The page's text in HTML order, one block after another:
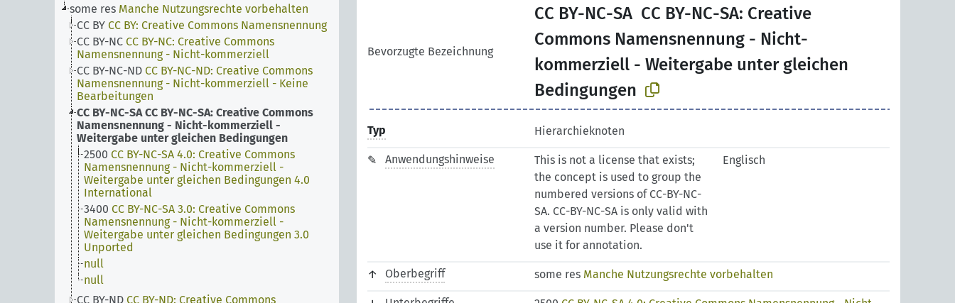
some res Manche Nutzungsrechte vorbehalten
CC BY CC BY: Creative Commons Namensnennung
CC BY-NC CC BY-NC: Creative Commons
Namensnennung - Nicht-kommerziell
CC BY-NC-ND CC BY-NC-ND: Creative Commons
Namensnennung - Nicht-kommerziell - Keine
Bearbeitungen
CC BY-NC-SA CC BY-NC-SA: Creative Commons
Namensnennung - Nicht-kommerziell -
Weitergabe unter gleichen Bedingungen
2500 CC BY-NC-SA 4.0: Creative Commons
Namensnennung - Nicht-kommerziell -
Weitergabe unter gleichen Bedingungen 4.0
International
3400 CC BY-NC-SA 3.0: Creative Commons
Namensnennung - Nicht-kommerziell -
Weitergabe unter gleichen Bedingungen 3.0
Unported
null
null
CC BY-ND CC BY-ND: Creative Commons
Bevorzugte Bezeichnung
CC BY-NC-SA CC BY-NC-SA: Creative
Commons Namensnennung - Nicht-
kommerziell - Weitergabe unter gleichen
Bedingungen
Typ Hierarchieknoten
Anwendungshinweise
This is not a license that exists;
the concept is used to group the
numbered versions of CC-BY-NC-
SA. CC-BY-NC-SA is only valid with
a version number. Please don't
use it for annotation.
Englisch
Oberbegriff some res Manche Nutzungsrechte vorbehalten